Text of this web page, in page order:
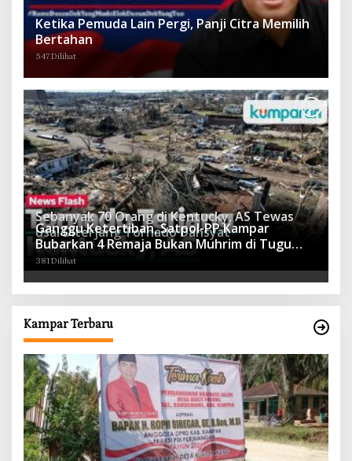
Ketika Pemuda Lain Pergi, Panji Citra Memilih
Bertahan
547 Dilihat
Sebanyak 70 Orang di Kentucky, AS Tewas
usai Diterjang Tornado Dahsyat
395 Dilihat
Ganggu Ketertiban, Satpol-PP Kampar
Bubarkan 4 Remaja Bukan Muhrim di Tugu
Batu Hitam dan Tigo Tungku Sajoangan
381 Dilihat
Kampar Terbaru